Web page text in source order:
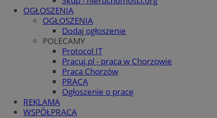
OGŁOSZENIA
OGŁOSZENIA
Dodaj ogłoszenie
POLECAMY
Protocol IT
Pracuj.pl - praca w Chorzowie
Praca Chorzów
PRACA
Ogłoszenie o pracę
REKLAMA
WSPÓŁPRACA